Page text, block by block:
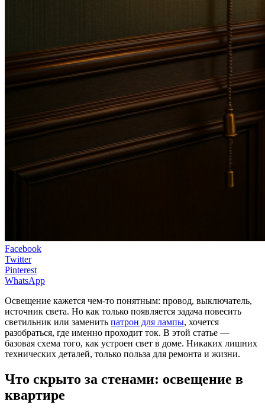
Facebook
Twitter
Pinterest
WhatsApp
Освещение кажется чем-то понятным: провод, выключатель,
источник света. Но как только появляется задача повесить
светильник или заменить патрон для лампы, хочется
разобраться, где именно проходит ток. В этой статье —
базовая схема того, как устроен свет в доме. Никаких лишних
технических деталей, только польза для ремонта и жизни.
Что скрыто за стенами: освещение в
квартире